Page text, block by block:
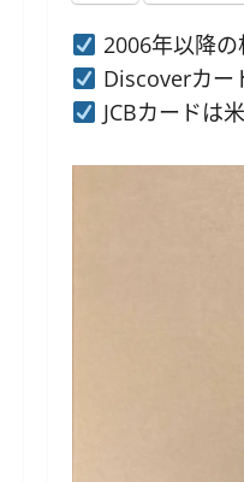
2006年以降
Discoverカー
JCBカードは